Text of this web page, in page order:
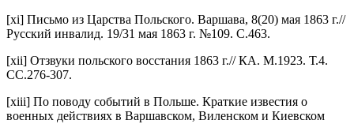
[xi] Письмо из Царства Польского. Варшава, 8(20) мая 1863 г.//
Русский инвалид. 19/31 мая 1863 г. №109. С.463.
[xii] Отзвуки польского восстания 1863 г.// КА. М.1923. Т.4.
СС.276-307.
[xiii] По поводу событий в Польше. Краткие известия о
военных действиях в Варшавском, Виленском и Киевском